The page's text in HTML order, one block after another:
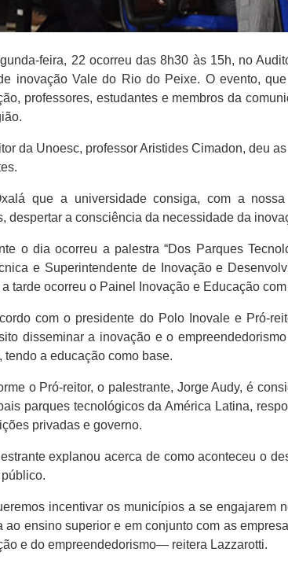
feira, 22 ocorreu das 8h30 às 15h, no
inovação Vale do Rio do Peixe. O evento,
professores, estudantes e membros da
da Unoesc, professor Aristides Cimadon, deu
que a universidade consiga, com a nossa
despertar a consciência da necessidade da
o dia ocorreu a palestra “Dos Parques
e Superintendente de Inovação e
tarde ocorreu o Painel Inovação e Educação
com o presidente do Polo Inovale e Pró-
disseminar a inovação e o
tendo a educação como base.
o Pró-reitor, o palestrante, Jorge Audy, é
parques tecnológicos da América Latina,
privadas e governo.
explanou acerca de como aconteceu o
incentivar os municípios a se engajarem
ao ensino superior e em conjunto com as
e do empreendedorismo— reitera Lazzarotti.